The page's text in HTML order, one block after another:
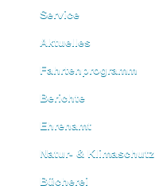
Service
Aktuelles
Fahrtenprogramm
Berichte
Ehrenamt
Natur- & Klimaschutz
Bücherei